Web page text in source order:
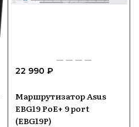
22 990 ₽
Маршрутизатор Asus
EBG19 PoE+ 9 port
(EBG19P)